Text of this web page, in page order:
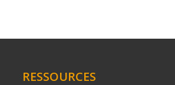
RESSOURCES